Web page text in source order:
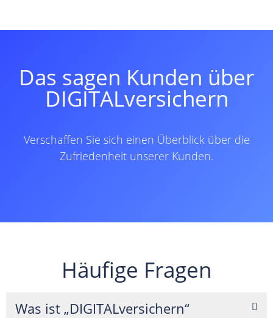
Das sagen Kunden über
DIGITALversichern
Verschaffen Sie sich einen Überblick über die
Zufriedenheit unserer Kunden.
Häufige Fragen
Was ist „DIGITALversichern“